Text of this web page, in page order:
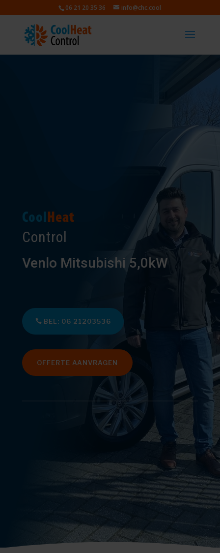
06 21 20 35 36 info@chc.cool
CoolHeat
Control
Venlo Mitsubishi 5,0kW
BEL: 06 21203536
OFFERTE AANVRAGEN